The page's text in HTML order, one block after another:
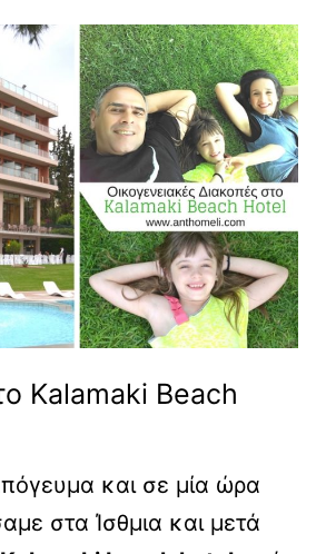
Kalamaki Beach
και σε μία ώρα
στα Ίσθμια και μετά